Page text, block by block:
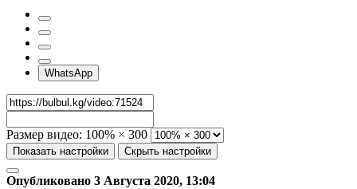
WhatsApp
Размер видео: 100% × 300
Показать настройки Скрыть настройки
Опубликовано 3 Августа 2020, 13:04